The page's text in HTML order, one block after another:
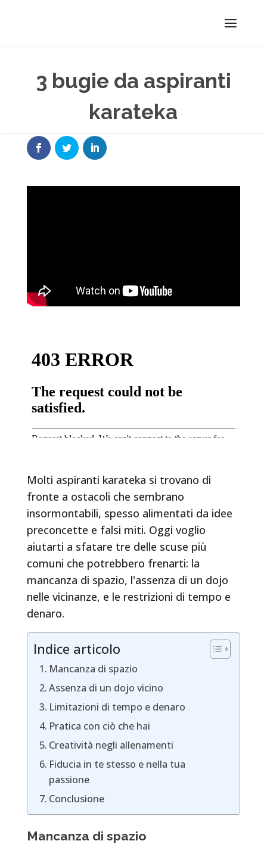
3 bugie da aspiranti
karateka
Molti aspiranti karateka si trovano di
fronte a ostacoli che sembrano
insormontabili, spesso alimentati da idee
preconcette e falsi miti. Oggi voglio
aiutarti a sfatare tre delle scuse più
comuni che potrebbero frenarti: la
mancanza di spazio, l'assenza di un dojo
nelle vicinanze, e le restrizioni di tempo e
denaro.
Indice articolo
Mancanza di spazio
Assenza di un dojo vicino
Limitazioni di tempo e denaro
Pratica con ciò che hai
Creatività negli allenamenti
Fiducia in te stesso e nella tua
passione
Conclusione
Mancanza di spazio